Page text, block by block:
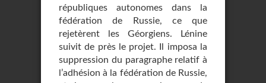
républiques autonomes dans la
fédération de Russie, ce que
rejetèrent les Géorgiens. Lénine
suivit de près le projet. Il imposa la
suppression du paragraphe relatif à
l’adhésion à la fédération de Russie,